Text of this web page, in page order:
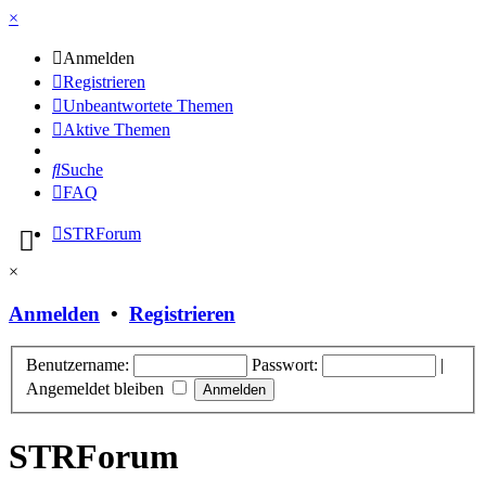
×
Anmelden
Registrieren
Unbeantwortete Themen
Aktive Themen
Suche
FAQ
STRForum
×
Anmelden • Registrieren
Benutzername: Passwort:
|
Angemeldet bleiben
STRForum